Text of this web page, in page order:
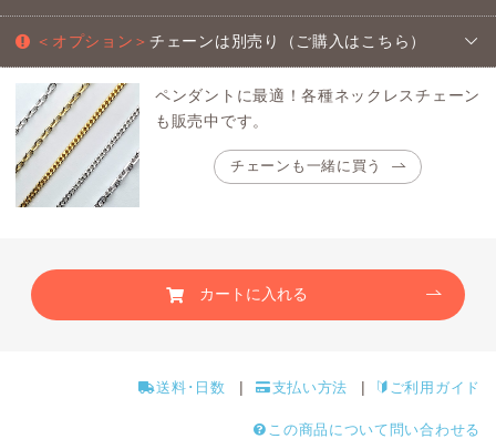
＜オプション＞チェーンは別売り（ご購入はこちら）
ペンダントに最適！各種ネックレスチェーン
も販売中です。
チェーンも一緒に買う
カートに入れる
送料･日数 支払い方法 ご利用ガイド
この商品について問い合わせる